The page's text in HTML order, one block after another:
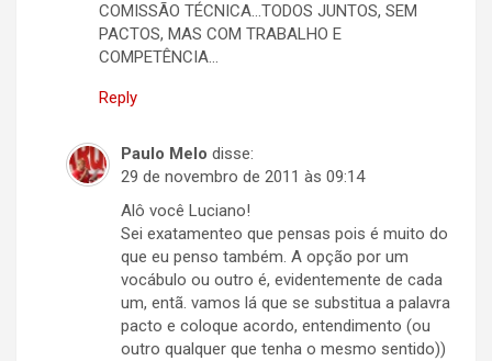
COMISSÃO TÉCNICA…TODOS JUNTOS, SEM
PACTOS, MAS COM TRABALHO E
COMPETÊNCIA…
Reply
Paulo Melo disse:
29 de novembro de 2011 às 09:14
Alô você Luciano!
Sei exatamenteo que pensas pois é muito do
que eu penso também. A opção por um
vocábulo ou outro é, evidentemente de cada
um, entã. vamos lá que se substitua a palavra
pacto e coloque acordo, entendimento (ou
outro qualquer que tenha o mesmo sentido))